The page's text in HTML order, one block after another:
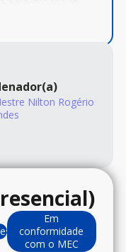
Nilton Rogério
Em
conformidade
com o MEC